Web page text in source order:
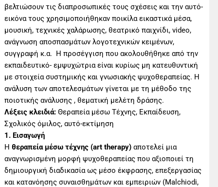
βελτιώσουν τις διαπροσωπικές τους σχέσεις και την αυτό-
εικόνα τους χρησιμοποιήθηκαν ποικίλα εικαστικά μέσα,
μουσική, τεχνικές χαλάρωσης, θεατρικό παιχνίδι, video,
ανάγνωση αποσπασμάτων λογοτεχνικών κειμένων,
συγγραφή κ.α. Η προσέγγιση που ακολουθήθηκε από την
εκπαιδευτικό- εμψυχώτρια είναι κυρίως μη κατευθυντική
με στοιχεία συστημικής και γνωσιακής ψυχοθεραπείας. Η
ανάλυση των αποτελεσμάτων γίνεται με τη μέθοδο της
ποιοτικής ανάλυσης , θεματική μελέτη δράσης.
Λέξεις κλειδιά:Θεραπεία μέσω Τέχνης, Εκπαίδευση,
Σχολικός όμιλος, αυτό-εκτίμηση
1. Εισαγωγή
Ηθεραπεία μέσω τέχνης (art therapy) αποτελεί μια
αναγνωρισμένη μορφή ψυχοθεραπείας που αξιοποιεί τη
δημιουργική διαδικασία ως μέσο έκφρασης, επεξεργασίας
και κατανόησης συναισθημάτων και εμπειριών (Malchiodi,